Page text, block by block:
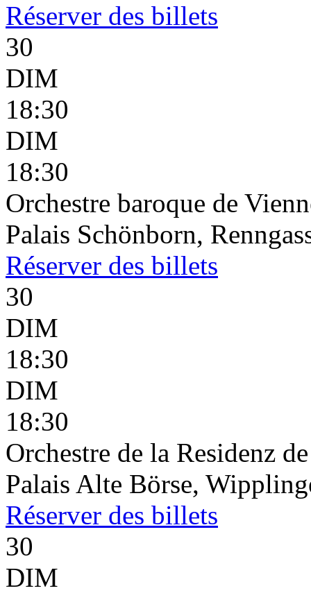
Réserver des billets
30
DIM
18:30
DIM
18:30
Orchestre baroque de
Palais Schönborn,
Réserver des billets
30
DIM
18:30
DIM
18:30
Orchestre de la Residenz
Palais Alte Börse,
Réserver des billets
30
DIM